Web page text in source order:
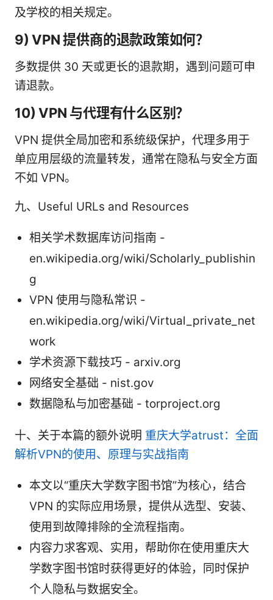
及学校的相关规定。
9) VPN 提供商的退款政策如何？
多数提供 30 天或更长的退款期，遇到问题可申
请退款。
10) VPN 与代理有什么区别？
VPN 提供全局加密和系统级保护，代理多用于
单应用层级的流量转发，通常在隐私与安全方面
不如 VPN。
九、Useful URLs and Resources
相关学术数据库访问指南 -
en.wikipedia.org/wiki/Scholarly_publishin
g
VPN 使用与隐私常识 -
en.wikipedia.org/wiki/Virtual_private_net
work
学术资源下载技巧 - arxiv.org
网络安全基础 - nist.gov
数据隐私与加密基础 - torproject.org
十、关于本篇的额外说明 重庆大学atrust：全面
解析VPN的使用、原理与实战指南
本文以“重庆大学数字图书馆”为核心，结合
VPN 的实际应用场景，提供从选型、安装、
使用到故障排除的全流程指南。
内容力求客观、实用，帮助你在使用重庆大
学数字图书馆时获得更好的体验，同时保护
个人隐私与数据安全。